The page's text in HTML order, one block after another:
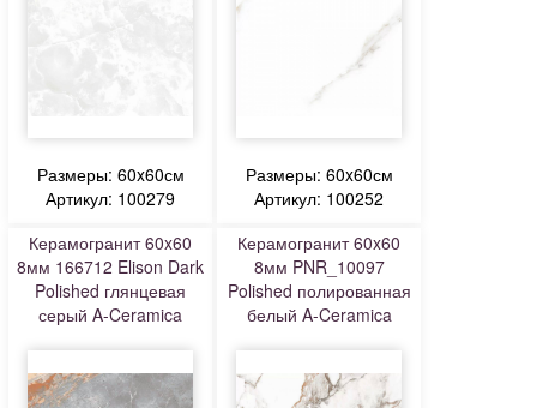
Размеры: 60x60см
Артикул: 100279
Размеры: 60x60см
Артикул: 100252
Керамогранит 60x60
8мм 166712 Elison Dark
Polished глянцевая
серый A-Ceramica
Керамогранит 60x60
8мм PNR_10097
Polished полированная
белый A-Ceramica